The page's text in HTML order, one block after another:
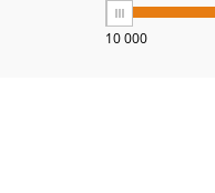
10 000